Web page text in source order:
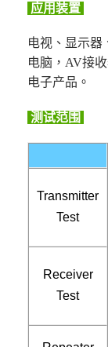
应用装置
电视、显示器
电脑， AV接
电子产品。
测试范围
Transmitter
Test
Receiver
Test